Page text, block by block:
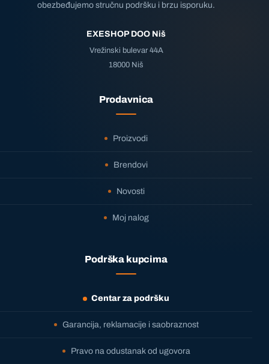
obezbeđujemo stručnu podršku i brzu isporuku.
EXESHOP DOO Niš
Vrežinski bulevar 44A
18000 Niš
Prodavnica
Proizvodi
Brendovi
Novosti
Moj nalog
Podrška kupcima
Centar za podršku
Garancija, reklamacije i saobraznost
Pravo na odustanak od ugovora